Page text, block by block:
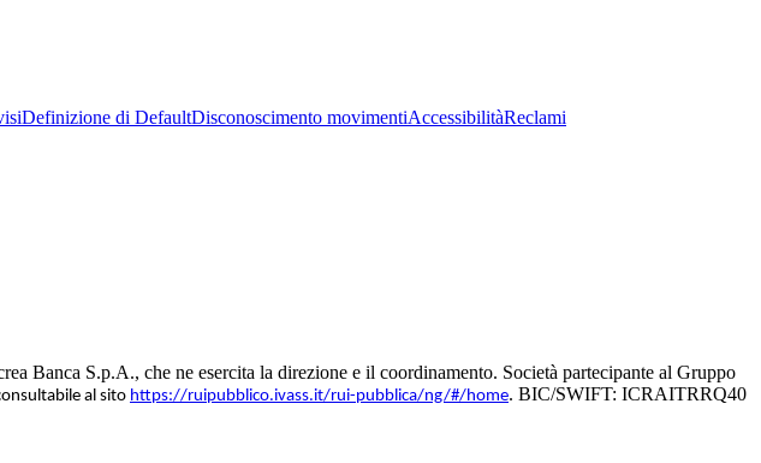
Definizione di DefaultDisconoscimento movimentiAccessibilitàReclami
Banca S.p.A., che ne esercita la direzione e il coordinamento. Società partecipante al Gruppo
al sito https://ruipubblico.ivass.it/rui-pubblica/ng/#/home. BIC/SWIFT: ICRAITRRQ40